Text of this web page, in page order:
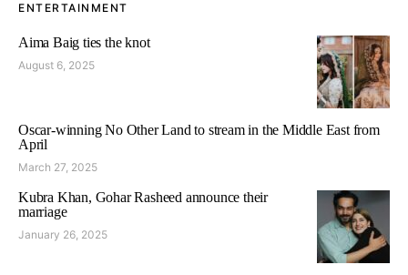
ENTERTAINMENT
Aima Baig ties the knot
August 6, 2025
Oscar-winning No Other Land to stream in the Middle East from
April
March 27, 2025
Kubra Khan, Gohar Rasheed announce their
marriage
January 26, 2025